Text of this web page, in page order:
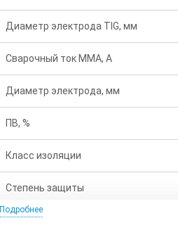
Диаметр электрода TIG, мм
Сварочный ток ММА, А
Диаметр электрода, мм
ПВ, %
Класс изоляции
Степень защиты
Масса, кг
Подробнее